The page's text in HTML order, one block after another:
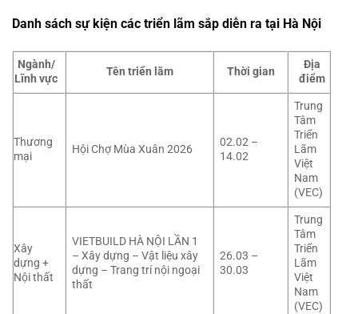
Danh sách sự kiện các triển lãm sắp diễn ra tại Hà Nội
Ngành/
Lĩnh vực
Tên triển lãm Thời gian
Địa
điểm
Thương
mại
Hội Chợ Mùa Xuân 2026
02.02 –
14.02
Trung
Tâm
Triển
Lãm
Việt
Nam
(VEC)
Xây
dựng +
Nội thất
VIETBUILD HÀ NỘI LẦN 1
– Xây dựng – Vật liệu xây
dựng – Trang trí nội ngoại
thất
26.03 –
30.03
Trung
Tâm
Triển
Lãm
Việt
Nam
(VEC)